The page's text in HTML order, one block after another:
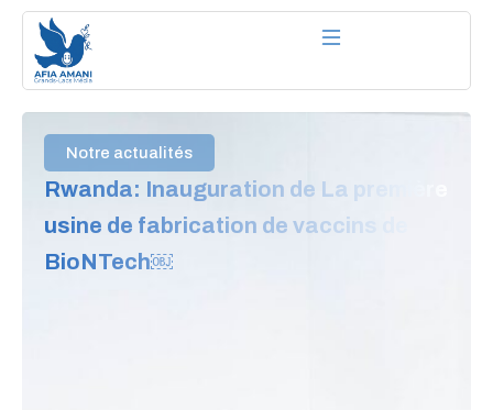
Aller
contenu
Notre actualités
Rwanda: Inauguration de La première
usine de fabrication de vaccins de
BioNTech￼